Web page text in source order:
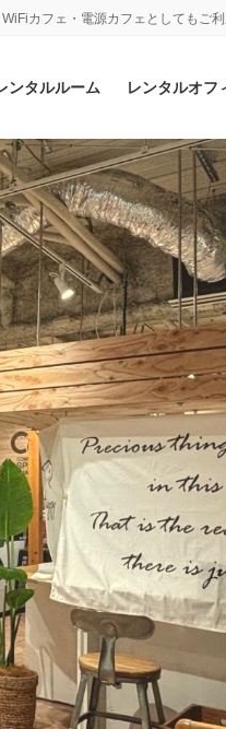
カフェ・電源カフェとしてもご利
ンタルルーム レンタルオフ